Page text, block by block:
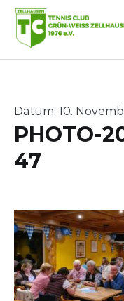
Zum
Inhalt
springen
Datum: 10.
PHOTO-
47